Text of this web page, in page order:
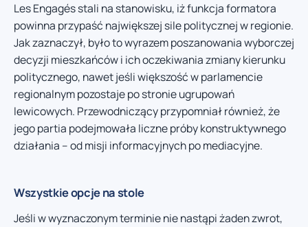
Les Engagés stali na stanowisku, iż funkcja formatora
powinna przypaść największej sile politycznej w regionie.
Jak zaznaczył, było to wyrazem poszanowania wyborczej
decyzji mieszkańców i ich oczekiwania zmiany kierunku
politycznego, nawet jeśli większość w parlamencie
regionalnym pozostaje po stronie ugrupowań
lewicowych. Przewodniczący przypomniał również, że
jego partia podejmowała liczne próby konstruktywnego
działania – od misji informacyjnych po mediacyjne.
Wszystkie opcje na stole
Jeśli w wyznaczonym terminie nie nastąpi żaden zwrot,